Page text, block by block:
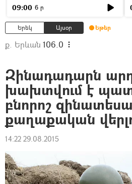
09:00 6 ր
Երեկ Այսօր Եթեր
ք. Երևան 106.0
Զինադադարն
խախտվում է
բնորոշ
քաղաքական
14:22 29.08.2015